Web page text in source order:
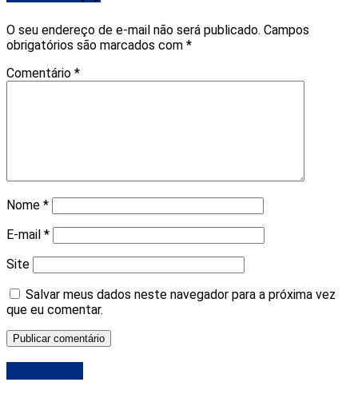
O seu endereço de e-mail não será publicado. Campos
obrigatórios são marcados com *
Comentário *
Nome *
E-mail *
Site
Salvar meus dados neste navegador para a próxima vez
que eu comentar.